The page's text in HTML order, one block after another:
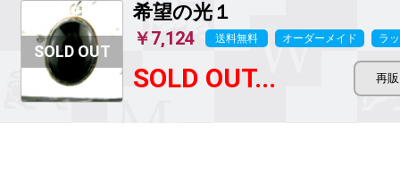
希望の光１
￥7,124 送料無料 オーダーメイド ラ
SOLD OUT...